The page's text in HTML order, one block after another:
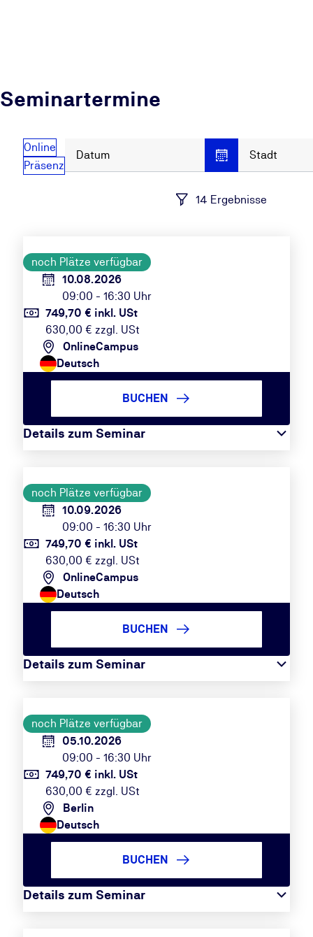
Seminartermine
Online
Präsenz
Datum Stadt
14 Ergebnisse
noch Plätze verfügbar
10.08.2026
09:00 - 16:30 Uhr
749,70 € inkl. USt
630,00 € zzgl. USt
OnlineCampus
Deutsch
Details zum Seminar
BUCHEN
noch Plätze verfügbar
10.09.2026
09:00 - 16:30 Uhr
749,70 € inkl. USt
630,00 € zzgl. USt
OnlineCampus
Deutsch
Details zum Seminar
BUCHEN
noch Plätze verfügbar
05.10.2026
09:00 - 16:30 Uhr
749,70 € inkl. USt
630,00 € zzgl. USt
Berlin
Deutsch
Details zum Seminar
BUCHEN